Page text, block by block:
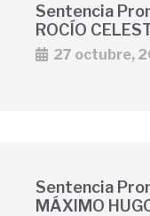
Sentencia
ROCÍO
27 octubre,
Sentencia
MÁXIMO